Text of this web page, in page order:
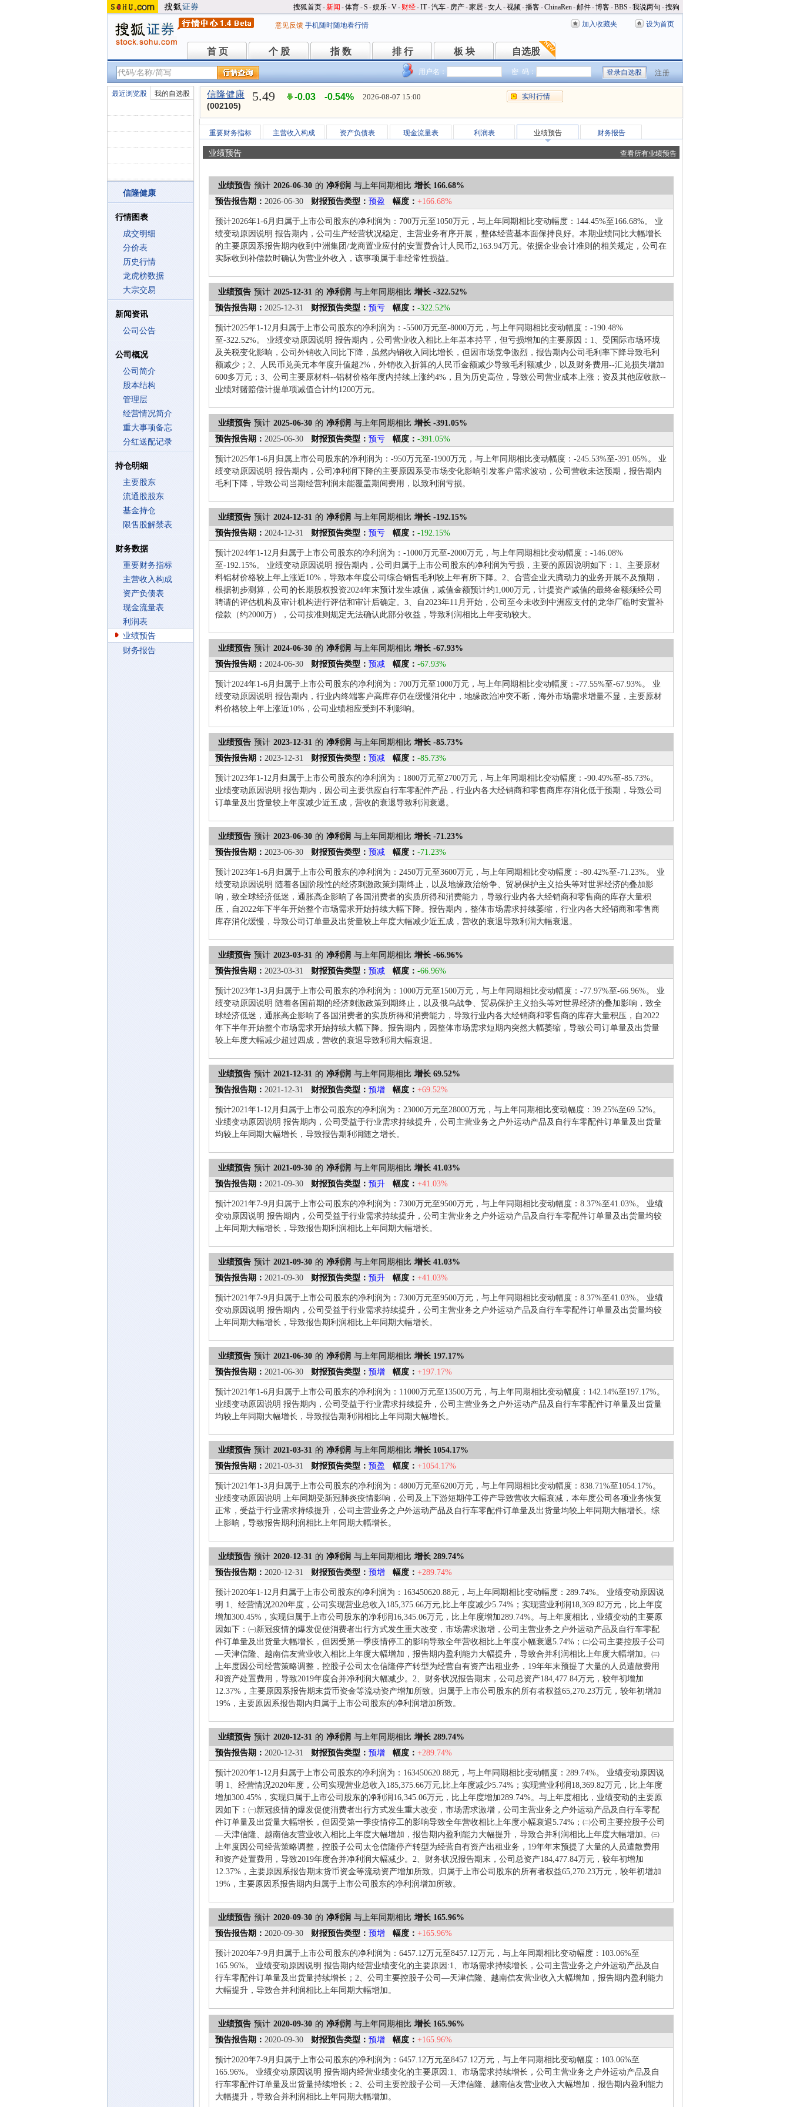
搜狐首页-新闻 -体育-S -娱乐-V- 财经-IT-汽车- 房产-家居-女人 -视频-播客-ChinaRen-邮件-博客-BBS -我说两句 -搜狗
意见反馈 手机随时随地看行情 加入收藏夹 设为首页
首 页
首 页 个 股
个 股 指 数
指 数 排 行
排 行 板 块
板 块 自选股
自选股
用户名： 密 码： 注册
最近浏览股 我的自选股
信隆健康
行情图表
成交明细
分价表
历史行情
龙虎榜数据
大宗交易
新闻资讯
公司公告
公司概况
公司简介
股本结构
管理层
经营情况简介
重大事项备忘
分红送配记录
持仓明细
主要股东
流通股股东
基金持仓
限售股解禁表
财务数据
重要财务指标
主营收入构成
资产负债表
现金流量表
利润表
业绩预告
财务报告
信隆健康
(002105)
5.49 -0.03 -0.54% 2026-08-07 15:00 实时行情
重要财务指标 主营收入构成 资产负债表 现金流量表 利润表 业绩预告 财务报告
业绩预告 查看所有业绩预告
业绩预告 预计 2026-06-30 的 净利润 与上年同期相比 增长 166.68%
预告报告期： 2026-06-30 财报预告类型： 预盈 幅度： +166.68%
预计2026年1-6月归属于上市公司股东的净利润为：700万元至1050万元，与上年同期相比变动幅度：144.45%至166.68%。 业
绩变动原因说明 报告期内，公司生产经营状况稳定、主营业务有序开展，整体经营基本面保持良好。本期业绩同比大幅增长
的主要原因系报告期内收到中洲集团/龙商置业应付的安置费合计人民币2,163.94万元。依据企业会计准则的相关规定，公司在
实际收到补偿款时确认为营业外收入，该事项属于非经常性损益。
业绩预告 预计 2025-12-31 的 净利润 与上年同期相比 增长 -322.52%
预告报告期： 2025-12-31 财报预告类型： 预亏 幅度： -322.52%
预计2025年1-12月归属于上市公司股东的净利润为：-5500万元至-8000万元，与上年同期相比变动幅度：-190.48%
至-322.52%。 业绩变动原因说明 报告期内，公司营业收入相比上年基本持平，但亏损增加的主要原因：1、受国际市场环境
及关税变化影响，公司外销收入同比下降，虽然内销收入同比增长，但因市场竞争激烈，报告期内公司毛利率下降导致毛利
额减少；2、人民币兑美元本年度升值超2%，外销收入折算的人民币金额减少导致毛利额减少，以及财务费用--汇兑损失增加
600多万元；3、公司主要原材料--铝材价格年度内持续上涨约4%，且为历史高位，导致公司营业成本上涨；资及其他应收款--
业绩对赌赔偿计提单项减值合计约1200万元。
业绩预告 预计 2025-06-30 的 净利润 与上年同期相比 增长 -391.05%
预告报告期： 2025-06-30 财报预告类型： 预亏 幅度： -391.05%
预计2025年1-6月归属上市公司股东的净利润为：-950万元至-1900万元，与上年同期相比变动幅度：-245.53%至-391.05%。 业
绩变动原因说明 报告期内，公司净利润下降的主要原因系受市场变化影响引发客户需求波动，公司营收未达预期，报告期内
毛利下降，导致公司当期经营利润未能覆盖期间费用，以致利润亏损。
业绩预告 预计 2024-12-31 的 净利润 与上年同期相比 增长 -192.15%
预告报告期： 2024-12-31 财报预告类型： 预亏 幅度： -192.15%
预计2024年1-12月归属于上市公司股东的净利润为：-1000万元至-2000万元，与上年同期相比变动幅度：-146.08%
至-192.15%。 业绩变动原因说明 报告期内，公司归属于上市公司股东的净利润为亏损，主要的原因说明如下：1、主要原材
料铝材价格较上年上涨近10%，导致本年度公司综合销售毛利较上年有所下降。2、合营企业天腾动力的业务开展不及预期，
根据初步测算，公司的长期股权投资2024年末预计发生减值，减值金额预计约1,000万元，计提资产减值的最终金额须经公司
聘请的评估机构及审计机构进行评估和审计后确定。3、自2023年11月开始，公司至今未收到中洲应支付的龙华厂临时安置补
偿款（约2000万），公司按准则规定无法确认此部分收益，导致利润相比上年变动较大。
业绩预告 预计 2024-06-30 的 净利润 与上年同期相比 增长 -67.93%
预告报告期： 2024-06-30 财报预告类型： 预减 幅度： -67.93%
预计2024年1-6月归属于上市公司股东的净利润为：700万元至1000万元，与上年同期相比变动幅度：-77.55%至-67.93%。 业
绩变动原因说明 报告期内，行业内终端客户高库存仍在缓慢消化中，地缘政治冲突不断，海外市场需求增量不显，主要原材
料价格较上年上涨近10%，公司业绩相应受到不利影响。
业绩预告 预计 2023-12-31 的 净利润 与上年同期相比 增长 -85.73%
预告报告期： 2023-12-31 财报预告类型： 预减 幅度： -85.73%
预计2023年1-12月归属于上市公司股东的净利润为：1800万元至2700万元，与上年同期相比变动幅度：-90.49%至-85.73%。
业绩变动原因说明 报告期内，因公司主要供应自行车零配件产品，行业内各大经销商和零售商库存消化低于预期，导致公司
订单量及出货量较上年度减少近五成，营收的衰退导致利润衰退。
业绩预告 预计 2023-06-30 的 净利润 与上年同期相比 增长 -71.23%
预告报告期： 2023-06-30 财报预告类型： 预减 幅度： -71.23%
预计2023年1-6月归属于上市公司股东的净利润为：2450万元至3600万元，与上年同期相比变动幅度：-80.42%至-71.23%。 业
绩变动原因说明 随着各国阶段性的经济刺激政策到期终止，以及地缘政治纷争、贸易保护主义抬头等对世界经济的叠加影
响，致全球经济低迷，通胀高企影响了各国消费者的实质所得和消费能力，导致行业内各大经销商和零售商的库存大量积
压，自2022年下半年开始整个市场需求开始持续大幅下降。报告期内，整体市场需求持续萎缩，行业内各大经销商和零售商
库存消化缓慢，导致公司订单量及出货量较上年度大幅减少近五成，营收的衰退导致利润大幅衰退。
业绩预告 预计 2023-03-31 的 净利润 与上年同期相比 增长 -66.96%
预告报告期： 2023-03-31 财报预告类型： 预减 幅度： -66.96%
预计2023年1-3月归属于上市公司股东的净利润为：1000万元至1500万元，与上年同期相比变动幅度：-77.97%至-66.96%。 业
绩变动原因说明 随着各国前期的经济刺激政策到期终止，以及俄乌战争、贸易保护主义抬头等对世界经济的叠加影响，致全
球经济低迷，通胀高企影响了各国消费者的实质所得和消费能力，导致行业内各大经销商和零售商的库存大量积压，自2022
年下半年开始整个市场需求开始持续大幅下降。报告期内，因整体市场需求短期内突然大幅萎缩，导致公司订单量及出货量
较上年度大幅减少超过四成，营收的衰退导致利润大幅衰退。
业绩预告 预计 2021-12-31 的 净利润 与上年同期相比 增长 69.52%
预告报告期： 2021-12-31 财报预告类型： 预增 幅度： +69.52%
预计2021年1-12月归属于上市公司股东的净利润为：23000万元至28000万元，与上年同期相比变动幅度：39.25%至69.52%。
业绩变动原因说明 报告期内，公司受益于行业需求持续提升，公司主营业务之户外运动产品及自行车零配件订单量及出货量
均较上年同期大幅增长，导致报告期利润随之增长。
业绩预告 预计 2021-09-30 的 净利润 与上年同期相比 增长 41.03%
预告报告期： 2021-09-30 财报预告类型： 预升 幅度： +41.03%
预计2021年7-9月归属于上市公司股东的净利润为：7300万元至9500万元，与上年同期相比变动幅度：8.37%至41.03%。 业绩
变动原因说明 报告期内，公司受益于行业需求持续提升，公司主营业务之户外运动产品及自行车零配件订单量及出货量均较
上年同期大幅增长，导致报告期利润相比上年同期大幅增长。
业绩预告 预计 2021-09-30 的 净利润 与上年同期相比 增长 41.03%
预告报告期： 2021-09-30 财报预告类型： 预升 幅度： +41.03%
预计2021年7-9月归属于上市公司股东的净利润为：7300万元至9500万元，与上年同期相比变动幅度：8.37%至41.03%。 业绩
变动原因说明 报告期内，公司受益于行业需求持续提升，公司主营业务之户外运动产品及自行车零配件订单量及出货量均较
上年同期大幅增长，导致报告期利润相比上年同期大幅增长。
业绩预告 预计 2021-06-30 的 净利润 与上年同期相比 增长 197.17%
预告报告期： 2021-06-30 财报预告类型： 预增 幅度： +197.17%
预计2021年1-6月归属于上市公司股东的净利润为：11000万元至13500万元，与上年同期相比变动幅度：142.14%至197.17%。
业绩变动原因说明 报告期内，公司受益于行业需求持续提升，公司主营业务之户外运动产品及自行车零配件订单量及出货量
均较上年同期大幅增长，导致报告期利润相比上年同期大幅增长。
业绩预告 预计 2021-03-31 的 净利润 与上年同期相比 增长 1054.17%
预告报告期： 2021-03-31 财报预告类型： 预盈 幅度： +1054.17%
预计2021年1-3月归属于上市公司股东的净利润为：4800万元至6200万元，与上年同期相比变动幅度：838.71%至1054.17%。
业绩变动原因说明 上年同期受新冠肺炎疫情影响，公司及上下游短期停工停产导致营收大幅衰减，本年度公司各项业务恢复
正常，受益于行业需求持续提升，公司主营业务之户外运动产品及自行车零配件订单量及出货量均较上年同期大幅增长。综
上影响，导致报告期利润相比上年同期大幅增长。
业绩预告 预计 2020-12-31 的 净利润 与上年同期相比 增长 289.74%
预告报告期： 2020-12-31 财报预告类型： 预增 幅度： +289.74%
预计2020年1-12月归属于上市公司股东的净利润为：163450620.88元，与上年同期相比变动幅度：289.74%。 业绩变动原因说
明 1、经营情况2020年度，公司实现营业总收入185,375.66万元,比上年度减少5.74%；实现营业利润18,369.82万元，比上年度
增加300.45%，实现归属于上市公司股东的净利润16,345.06万元，比上年度增加289.74%。与上年度相比，业绩变动的主要原
因如下：㈠新冠疫情的爆发促使消费者出行方式发生重大改变，市场需求激增，公司主营业务之户外运动产品及自行车零配
件订单量及出货量大幅增长，但因受第一季疫情停工的影响导致全年营收相比上年度小幅衰退5.74%；㈡公司主要控股子公司
—天津信隆、越南信友营业收入相比上年度大幅增加，报告期内盈利能力大幅提升，导致合并利润相比上年度大幅增加。㈢
上年度因公司经营策略调整，控股子公司太仓信隆停产转型为经营自有资产出租业务，19年年末预提了大量的人员遣散费用
和资产处置费用，导致2019年度合并净利润大幅减少。2、财务状况报告期末，公司总资产184,477.84万元，较年初增加
12.37%，主要原因系报告期末货币资金等流动资产增加所致。归属于上市公司股东的所有者权益65,270.23万元，较年初增加
19%，主要原因系报告期内归属于上市公司股东的净利润增加所致。
业绩预告 预计 2020-12-31 的 净利润 与上年同期相比 增长 289.74%
预告报告期： 2020-12-31 财报预告类型： 预增 幅度： +289.74%
预计2020年1-12月归属于上市公司股东的净利润为：163450620.88元，与上年同期相比变动幅度：289.74%。 业绩变动原因说
明 1、经营情况2020年度，公司实现营业总收入185,375.66万元,比上年度减少5.74%；实现营业利润18,369.82万元，比上年度
增加300.45%，实现归属于上市公司股东的净利润16,345.06万元，比上年度增加289.74%。与上年度相比，业绩变动的主要原
因如下：㈠新冠疫情的爆发促使消费者出行方式发生重大改变，市场需求激增，公司主营业务之户外运动产品及自行车零配
件订单量及出货量大幅增长，但因受第一季疫情停工的影响导致全年营收相比上年度小幅衰退5.74%；㈡公司主要控股子公司
—天津信隆、越南信友营业收入相比上年度大幅增加，报告期内盈利能力大幅提升，导致合并利润相比上年度大幅增加。㈢
上年度因公司经营策略调整，控股子公司太仓信隆停产转型为经营自有资产出租业务，19年年末预提了大量的人员遣散费用
和资产处置费用，导致2019年度合并净利润大幅减少。2、财务状况报告期末，公司总资产184,477.84万元，较年初增加
12.37%，主要原因系报告期末货币资金等流动资产增加所致。归属于上市公司股东的所有者权益65,270.23万元，较年初增加
19%，主要原因系报告期内归属于上市公司股东的净利润增加所致。
业绩预告 预计 2020-09-30 的 净利润 与上年同期相比 增长 165.96%
预告报告期： 2020-09-30 财报预告类型： 预增 幅度： +165.96%
预计2020年7-9月归属于上市公司股东的净利润为：6457.12万元至8457.12万元，与上年同期相比变动幅度：103.06%至
165.96%。 业绩变动原因说明 报告期内经营业绩变化的主要原因:1、市场需求持续增长，公司主营业务之户外运动产品及自
行车零配件订单量及出货量持续增长；2、公司主要控股子公司—天津信隆、越南信友营业收入大幅增加，报告期内盈利能力
大幅提升，导致合并利润相比上年同期大幅增加。
业绩预告 预计 2020-09-30 的 净利润 与上年同期相比 增长 165.96%
预告报告期： 2020-09-30 财报预告类型： 预增 幅度： +165.96%
预计2020年7-9月归属于上市公司股东的净利润为：6457.12万元至8457.12万元，与上年同期相比变动幅度：103.06%至
165.96%。 业绩变动原因说明 报告期内经营业绩变化的主要原因:1、市场需求持续增长，公司主营业务之户外运动产品及自
行车零配件订单量及出货量持续增长；2、公司主要控股子公司—天津信隆、越南信友营业收入大幅增加，报告期内盈利能力
大幅提升，导致合并利润相比上年同期大幅增加。